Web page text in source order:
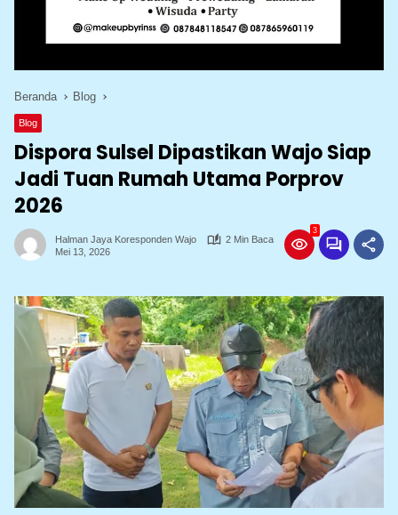
Beranda Blog
Blog
Dispora Sulsel Dipastikan Wajo Siap
Jadi Tuan Rumah Utama Porprov
2026
Halman Jaya Koresponden Wajo
2 Min Baca
Mei 13, 2026
3